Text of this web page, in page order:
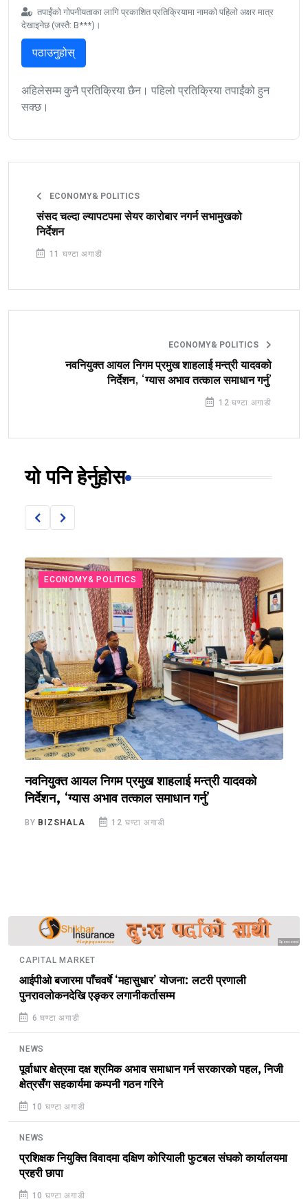
तपाईंको गोपनीयताका लागि प्रकाशित प्रतिक्रियामा नामको पहिलो अक्षर मात्र
देखाइनेछ (जस्तै: B***)।
पठाउनुहोस्
अहिलेसम्म कुनै प्रतिक्रिया छैन। पहिलो प्रतिक्रिया तपाईंको हुन
सक्छ।
ECONOMY& POLITICS
संसद चल्दा ल्यापटपमा सेयर कारोबार नगर्न सभामुखको
निर्देशन
11 घण्टा अगाडी
ECONOMY& POLITICS
नवनियुक्त आयल निगम प्रमुख शाहलाई मन्त्री यादवको
निर्देशन, ‘ग्यास अभाव तत्काल समाधान गर्नु’
12 घण्टा अगाडी
यो पनि हेर्नुहोस
ECONOMY& POLITICS
नवनियुक्त आयल निगम प्रमुख शाहलाई मन्त्री यादवको
निर्देशन, ‘ग्यास अभाव तत्काल समाधान गर्नु’
BY BIZSHALA 12 घण्टा अगाडी
Sponsored
CAPITAL MARKET
आईपीओ बजारमा पाँचवर्षे ‘महासुधार’ योजना: लटरी प्रणाली
पुनरावलोकनदेखि एङ्कर लगानीकर्तासम्म
6 घण्टा अगाडी
NEWS
पूर्वाधार क्षेत्रमा दक्ष श्रमिक अभाव समाधान गर्न सरकारको पहल, निजी
क्षेत्रसँग सहकार्यमा कम्पनी गठन गरिने
10 घण्टा अगाडी
NEWS
प्रशिक्षक नियुक्ति विवादमा दक्षिण कोरियाली फुटबल संघको कार्यालयमा
प्रहरी छापा
10 घण्टा अगाडी